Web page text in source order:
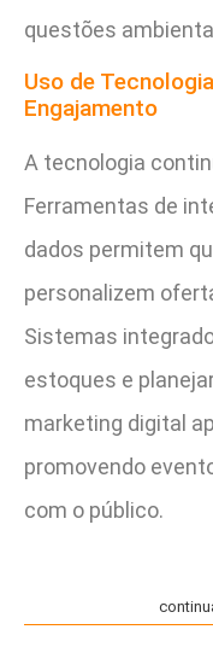
questões
Uso de
Engajamento
A tecnologia
Ferramentas de
dados permitem
personalizem
Sistemas
estoques e
marketing digital
promovendo
com o público.